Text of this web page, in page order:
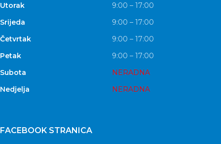
Utorak
9:00 – 17:00
Srijeda
9:00 – 17:00
Četvrtak
9:00 – 17:00
Petak
9:00 – 17:00
Subota
NERADNA
Nedjelja
NERADNA
FACEBOOK STRANICA